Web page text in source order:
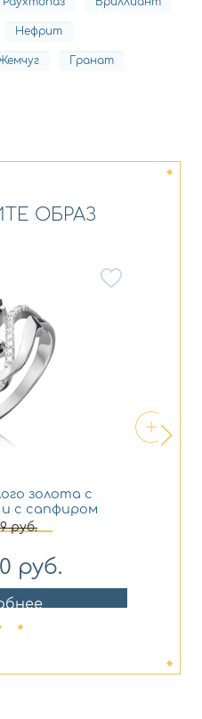
Нефрит
Гранат
ОБРАЗ
золота с
с сапфиром
00-105-1120-30
руб.
руб.